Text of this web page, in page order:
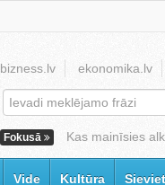
bizness.lv ekonomika.lv
Fokusā Kas mainīsies
Vide Kultūra